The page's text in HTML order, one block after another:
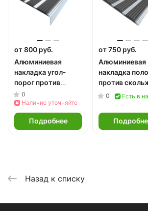
от 800 руб.
Алюминиевая
накладка угол-
порог против
скольжения
тройной 98 мм
0
Наличие уточняйте
Подробнее
от 750 руб.
Алюминиевая
накладка
против
тройной 100
0 Есть в
Назад к списку